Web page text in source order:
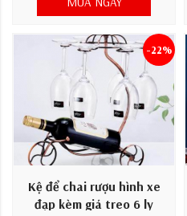
Kệ để chai rượu hình xe
đạp kèm giá treo 6 ly
-22%